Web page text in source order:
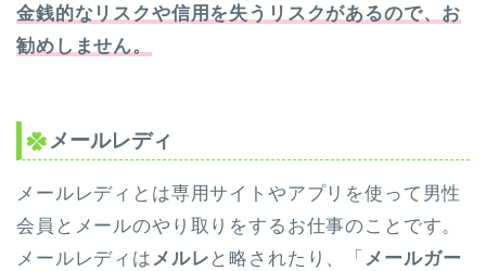
金銭的なリスクや信用を失うリスクがあるので、お
勧めしません。
メールレディ
メールレディとは専用サイトやアプリを使って男性
会員とメールのやり取りをするお仕事のことです。
メールレディはメルレ と略されたり、「 メールガー